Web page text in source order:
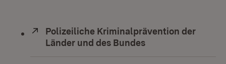
Extern:
Polizeiliche Kriminalprävention der
Länder und des Bundes